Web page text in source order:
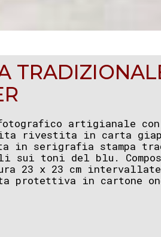
fotografico artigianale
rivestita in carta
in serigrafia stampa
sui toni del blu.
23 x 23 cm
protettiva in cartone